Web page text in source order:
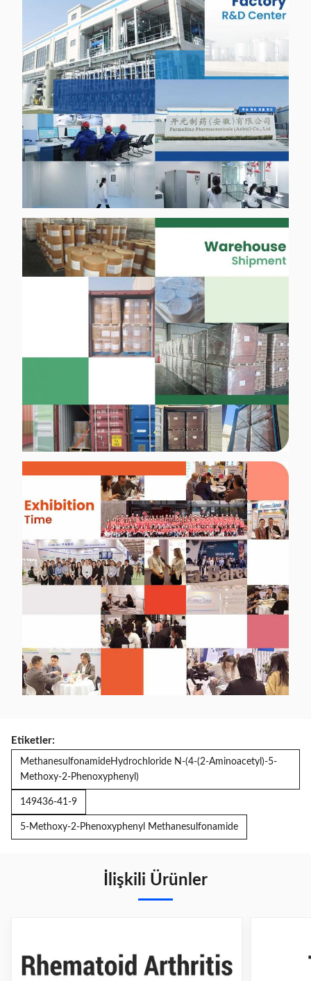
Etiketler:
MethanesulfonamideHydrochloride N-(4-(2-Aminoacetyl)-5-
Methoxy-2-Phenoxyphenyl)
149436-41-9
5-Methoxy-2-Phenoxyphenyl Methanesulfonamide
İlişkili Ürünler